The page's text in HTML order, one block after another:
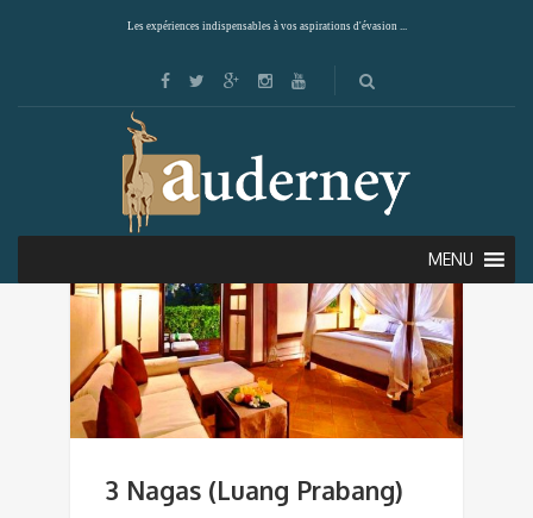
Les expériences indispensables à vos aspirations d'évasion ...
MENU
3 Nagas (Luang Prabang)